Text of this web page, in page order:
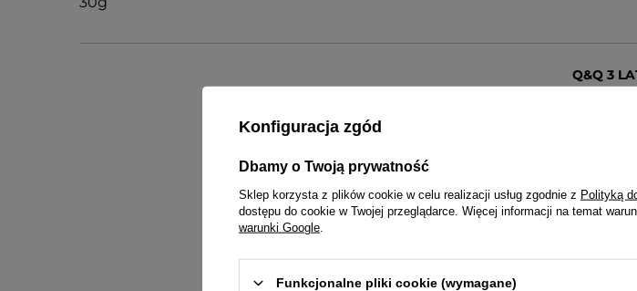
Q&Q 3
instrukcję obsługi w języku
Konfiguracja zgód
Dbamy o Twoją prywatność
Sklep korzysta z plików cookie w celu realizacji usług zgodnie z Polityką
dostępu do cookie w Twojej przeglądarce. Więcej informacji na temat
warunki Google
Funkcjonalne pliki cookie (wymagane)